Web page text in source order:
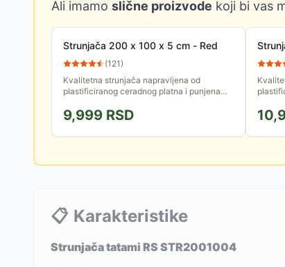
Ali imamo slične proizvode koji bi vas
Strunjača 200 x 100 x 5 cm - Red
(121)
Kvalitetna strunjača napravljena od
plastificiranog ceradnog platna i punjena
primenu pronašla u borilačkim...
9,999 RSD
📋 Karakteristike
Strunjača tatami RS STR2001004